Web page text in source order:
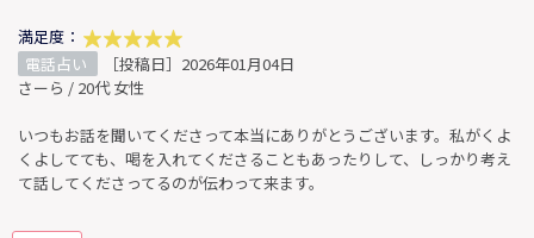
満足度：
電話占い
［投稿日］2026年01月04日
さーら / 20代 女性
いつもお話を聞いてくださって本当にありがとうございます。私がくよ
くよしてても、喝を入れてくださることもあったりして、しっかり考え
て話してくださってるのが伝わって来ます。